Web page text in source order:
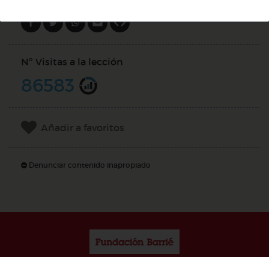
Nº Visitas a la lección
86583
Añadir a favoritos
Denunciar contenido inapropiado